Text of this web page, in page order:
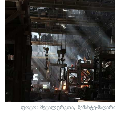
ფოტო: მეტალურგთა, მეშახტე-